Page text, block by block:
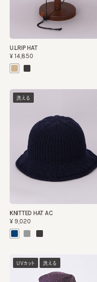
U.LRIP HAT
¥14,850
洗える
KNITTED HAT AC
¥9,020
UVカット 洗える